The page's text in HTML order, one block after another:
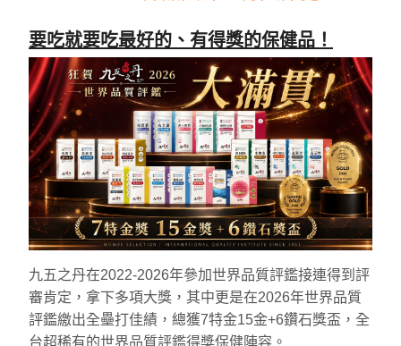
要吃就要吃最好的、有得獎的保健品！
九五之丹在2022-2026年參加世界品質評鑑接連得到評
審肯定，拿下多項大獎，其中更是在2026年世界品質
評鑑繳出全壘打佳績，總獲7特金15金+6鑽石獎盃，全
台超稀有的世界品質評鑑得獎保健陣容。